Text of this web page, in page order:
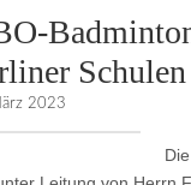
Schulen
2023